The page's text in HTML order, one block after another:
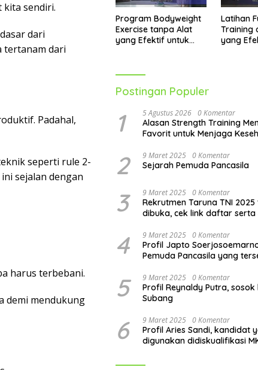
sendiri.
dari
tertanam dari
Padahal,
seperti rule 2-
sejalan dengan
harus terbebani.
demi mendukung
Program Bodyweight
Exercise tanpa Alat
yang Efektif untuk
Latihan
Training
yang
Postingan Populer
1 5 Agustus 2026 0 Komentar
Alasan Strength Training
Favorit untuk Menjaga
2 9 Maret 2025 0 Komentar
Sejarah Pemuda Pancasila
3 9 Maret 2025 0 Komentar
Rekrutmen Taruna TNI
dibuka, cek link daftar
4 9 Maret 2025 0 Komentar
Profil Japto
Pemuda Pancasila yang
5 9 Maret 2025 0 Komentar
Profil Reynaldy Putra,
Subang
6 9 Maret 2025 0 Komentar
Profil Aries Sandi, kandidat
digunakan didiskualifikasi